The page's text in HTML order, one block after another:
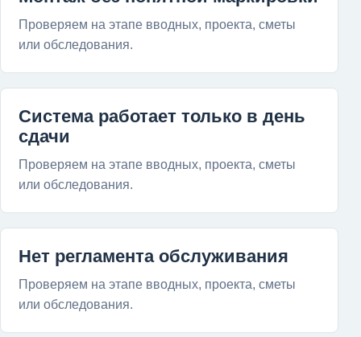
Проверяем на этапе вводных, проекта, сметы
или обследования.
Система работает только в день
сдачи
Проверяем на этапе вводных, проекта, сметы
или обследования.
Нет регламента обслуживания
Проверяем на этапе вводных, проекта, сметы
или обследования.